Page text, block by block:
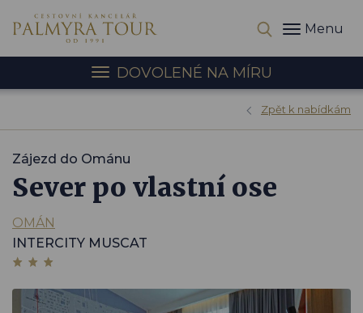
Menu
DOVOLENÉ NA MÍRU
Zpět k nabídkám
Zájezd do Ománu
Sever po vlastní ose
OMÁN
INTERCITY MUSCAT